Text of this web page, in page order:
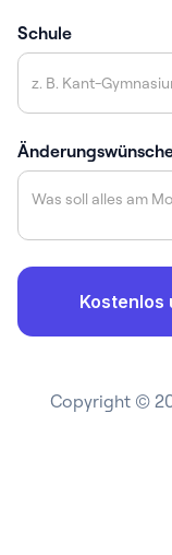
Schule
Copyright ©